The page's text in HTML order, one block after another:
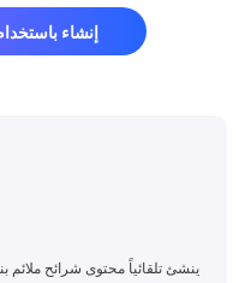
إنشاء
ينشئ تلقائياً محتوى شرائح ملائم